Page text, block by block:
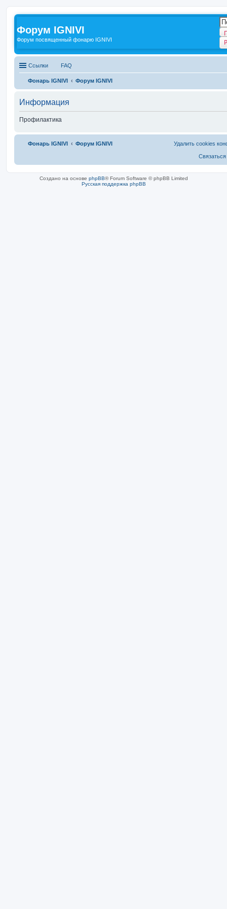
Форум IGNIVI
Форум посвященный фонарю IGNIVI
Ссылки FAQ
Фонарь IGNIVI Форум IGNIVI
Информация
Профилактика
Фонарь IGNIVI Форум IGNIVI Удалить cookies
Создано на основе phpBB® Forum Software © phpBB Limited
Русская поддержка phpBB